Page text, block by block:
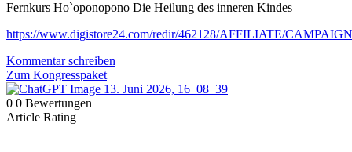
Fernkurs Ho`oponopono Die Heilung des inneren Kindes
https://www.digistore24.com/redir/462128/AFFILIATE/
Kommentar schreiben
Zum Kongresspaket
0 0 Bewertungen
Article Rating